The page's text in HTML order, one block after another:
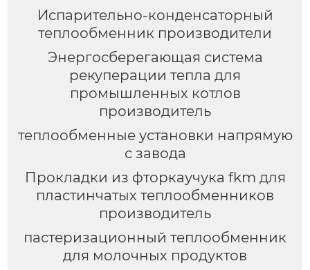
Испарительно-конденсаторный
теплообменник производители
Энергосберегающая система
рекуперации тепла для
промышленных котлов
производитель
теплообменные установки напрямую
с завода
Прокладки из фторкаучука fkm для
пластинчатых теплообменников
производитель
пастеризационный теплообменник
для молочных продуктов